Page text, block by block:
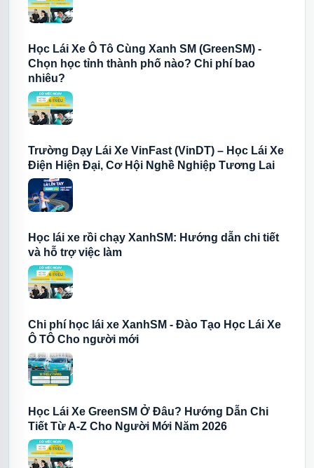
Học Lái Xe Ô Tô Cùng Xanh SM (GreenSM) -
Chọn học tỉnh thành phố nào? Chi phí bao
nhiêu?
Trường Dạy Lái Xe VinFast (VinDT) – Học Lái Xe
Điện Hiện Đại, Cơ Hội Nghề Nghiệp Tương Lai
Học lái xe rồi chạy XanhSM: Hướng dẫn chi tiết
và hỗ trợ việc làm
Chi phí học lái xe XanhSM - Đào Tạo Học Lái Xe
Ô TÔ Cho người mới
Học Lái Xe GreenSM Ở Đâu? Hướng Dẫn Chi
Tiết Từ A-Z Cho Người Mới Năm 2026